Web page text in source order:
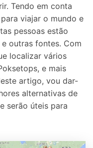
Tendo em conta
viajar o mundo e
pessoas estão
outras fontes. Com
localizar vários
e mais
artigo, vou dar-
alternativas de
serão úteis para